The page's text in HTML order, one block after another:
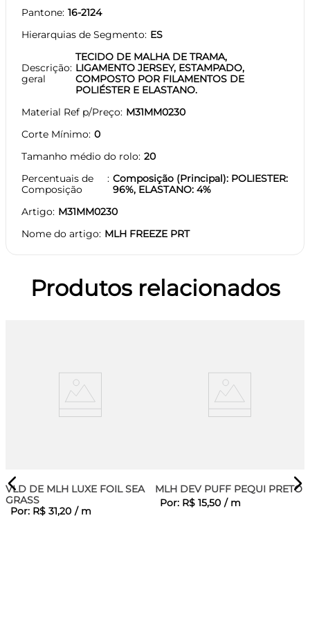
Pantone 16-2124
Hierarquias de Segmento ES
Descrição
geral
TECIDO DE MALHA DE TRAMA,
LIGAMENTO JERSEY, ESTAMPADO,
COMPOSTO POR FILAMENTOS DE
POLIÉSTER E ELASTANO.
Material Ref p/Preço M31MM0230
Corte Mínimo 0
Tamanho médio do rolo 20
Percentuais de
Composição
Composição (Principal): POLIESTER:
96%, ELASTANO: 4%
Artigo M31MM0230
Nome do artigo MLH FREEZE PRT
Produtos relacionados
VLD DE MLH LUXE FOIL SEA
GRASS
Por: R$ 31,20 / m
MLH DEV PUFF PEQUI PRETO
Por: R$ 15,50 / m